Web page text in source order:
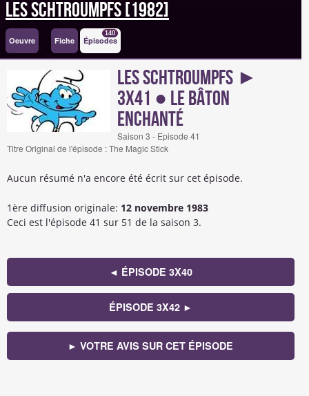
Les Schtroumpfs [1982]
Oeuvre Fiche Épisodes
140
Les Schtroumpfs ►
3x41 ● Le bâton
enchanté
Saison 3 - Episode 41
Titre Original de l'épisode : The Magic Stick
Aucun résumé n'a encore été écrit sur cet épisode.
1ère diffusion originale: 12 novembre 1983
Ceci est l'épisode 41 sur 51 de la saison 3.
◄ ÉPISODE 3X40
ÉPISODE 3X42 ►
► VOTRE AVIS SUR CET ÉPISODE